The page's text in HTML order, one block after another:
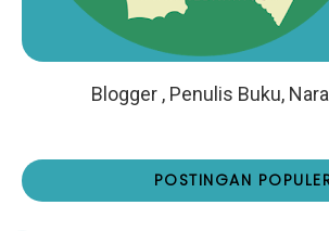
Blogger , Penulis Buku,
POSTINGAN